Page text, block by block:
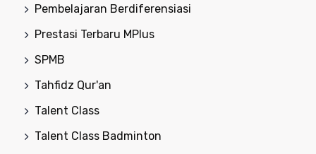
Pembelajaran Berdiferensiasi
Prestasi Terbaru MPlus
SPMB
Tahfidz Qur'an
Talent Class
Talent Class Badminton